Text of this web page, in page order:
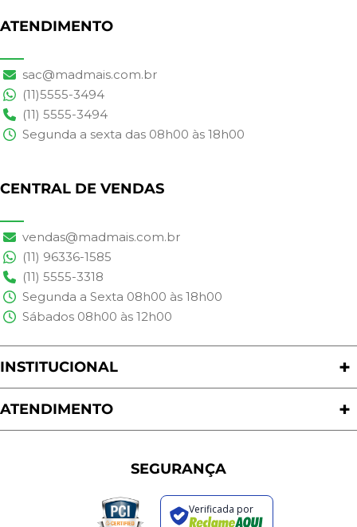
ATENDIMENTO
sac@madmais.com.br
(11)5555-3494
(11) 5555-3494
Segunda a sexta das 08h00 às 18h00
CENTRAL DE VENDAS
vendas@madmais.com.br
(11) 96336-1585
(11) 5555-3318
Segunda a Sexta 08h00 às 18h00
Sábados 08h00 às 12h00
INSTITUCIONAL
Quem Somos
Nossas Lojas
ATENDIMENTO
Política de Privacidade
Trocas e Devoluções
Regras de Promoções
SEGURANÇA
Verificada por